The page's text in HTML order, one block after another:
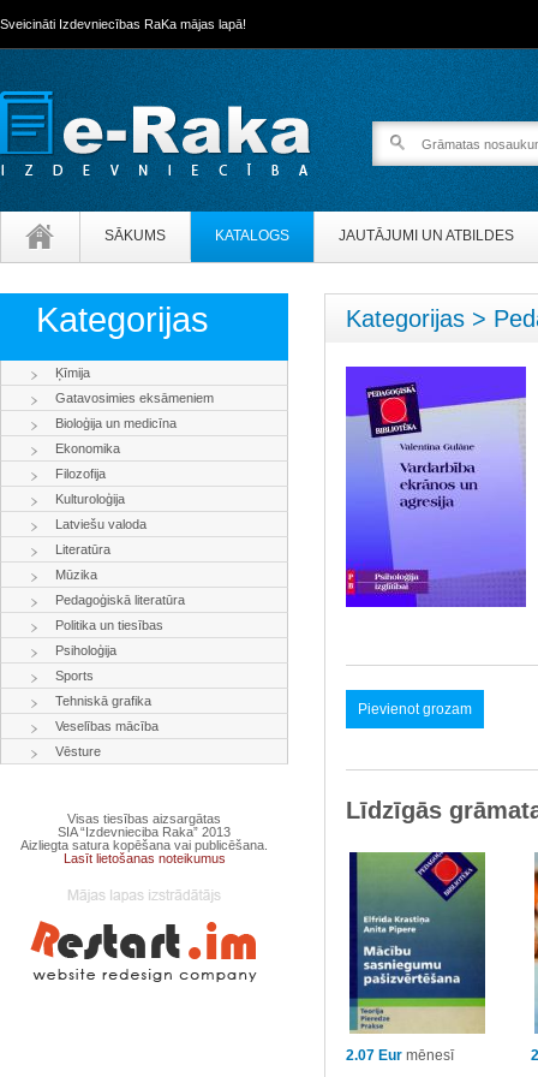
Sveicināti Izdevniecības RaKa mājas lapā!
SĀKUMS KATALOGS JAUTĀJUMI UN ATBILDES
Kategorijas
Ķīmija
Gatavosimies eksāmeniem
Bioloģija un medicīna
Ekonomika
Filozofija
Kulturoloģija
Latviešu valoda
Literatūra
Mūzika
Pedagoģiskā literatūra
Politika un tiesības
Psiholoģija
Sports
Tehniskā grafika
Veselības mācība
Vēsture
Visas tiesības aizsargātas
SIA “Izdevnieciba Raka” 2013
Aizliegta satura kopēšana vai publicēšana.
Lasīt lietošanas noteikumus
Kategorijas >
Pievienot grozam
Līdzīgās
2.07 Eur mēnesī